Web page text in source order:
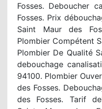
Fosses. Deboucher
Fosses. Prix
Saint Maur des
Plombier Compétent
Plombier De Qualité
debouchage
94100. Plombier
des Fosses.
des Fosses. Tarif